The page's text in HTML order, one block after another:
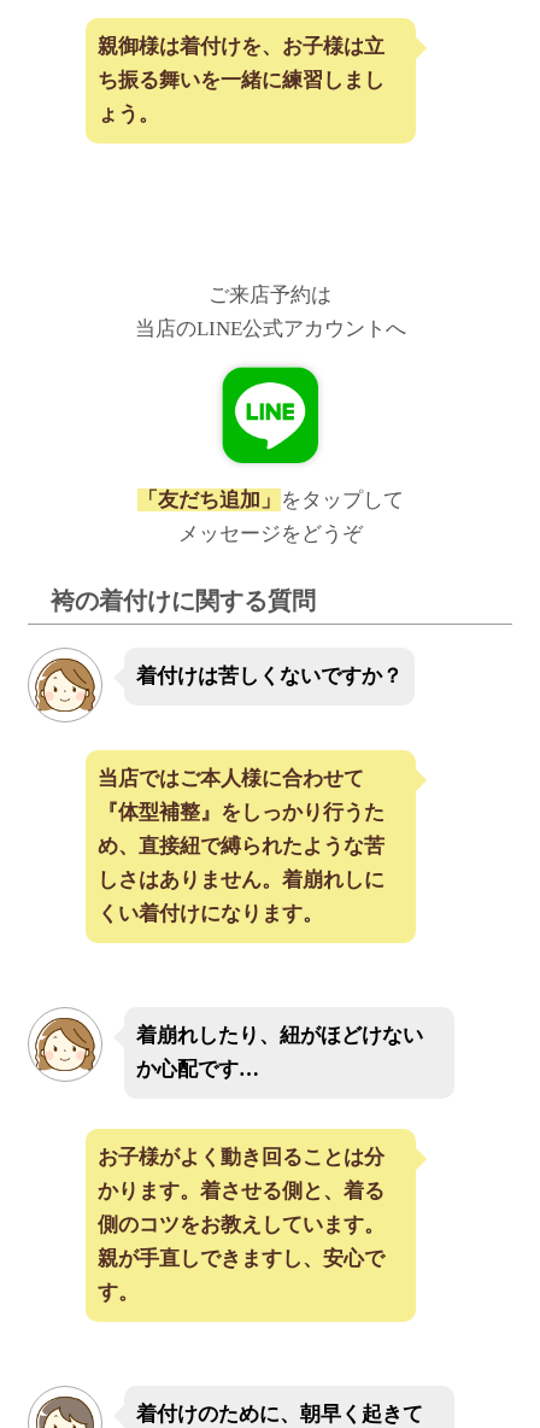
親御様は着付けを、お子様は立
ち振る舞いを一緒に練習しまし
ょう。
ご来店予約は
当店のLINE公式アカウントへ
「友だち追加」 をタップして
メッセージをどうぞ
袴の着付けに関する質問
着付けは苦しくないですか？
当店ではご本人様に合わせて
『体型補整』をしっかり行うた
め、直接紐で縛られたような苦
しさはありません。着崩れしに
くい着付けになります。
着崩れしたり、紐がほどけない
か心配です…
お子様がよく動き回ることは分
かります。着させる側と、着る
側のコツをお教えしています。
親が手直しできますし、安心で
す。
着付けのために、朝早く起きて